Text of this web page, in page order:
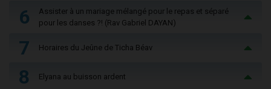
6
Assister à un mariage mélangé pour le repas et séparé
pour les danses ?! (Rav Gabriel DAYAN)
7 Horaires du Jeûne de Ticha Béav
8 Elyana au buisson ardent